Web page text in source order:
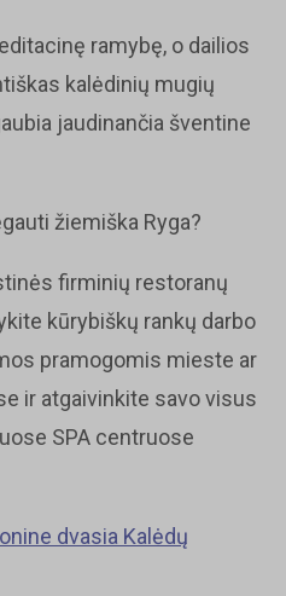
ramybę, o dailios
kalėdinių mugių
jaudinančia šventine
žiemiška Ryga?
firminių restoranų
kūrybiškų rankų darbo
pramogomis mieste ar
ir atgaivinkite savo visus
SPA centruose
dvasia Kalėdų